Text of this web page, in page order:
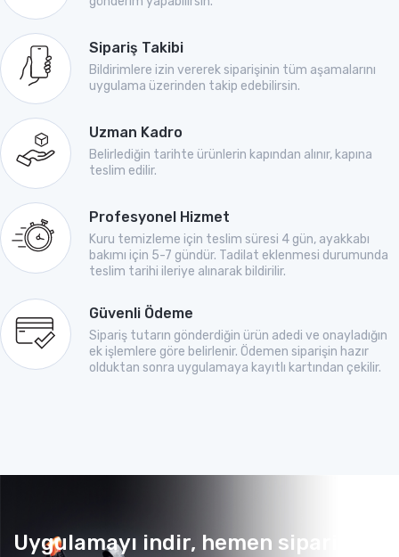
Sipariş Takibi
Bildirimlere izin vererek siparişinin tüm aşamalarını
uygulama üzerinden takip edebilirsin.
Uzman Kadro
Belirlediğin tarihte ürünlerin kapından alınır, kapına
teslim edilir.
Profesyonel Hizmet
Kuru temizleme için teslim süresi 4 gün, ayakkabı
bakımı için 5-7 gündür. Tadilat eklenmesi durumunda
teslim tarihi ileriye alınarak bildirilir.
Güvenli Ödeme
Sipariş tutarın gönderdiğin ürün adedi ve onayladığın
ek işlemlere göre belirlenir. Ödemen siparişin hazır
olduktan sonra uygulamaya kayıtlı kartından çekilir.
Uygulamayı indir, hemen sipariş